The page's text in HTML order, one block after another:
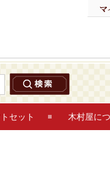
セット 木村屋に